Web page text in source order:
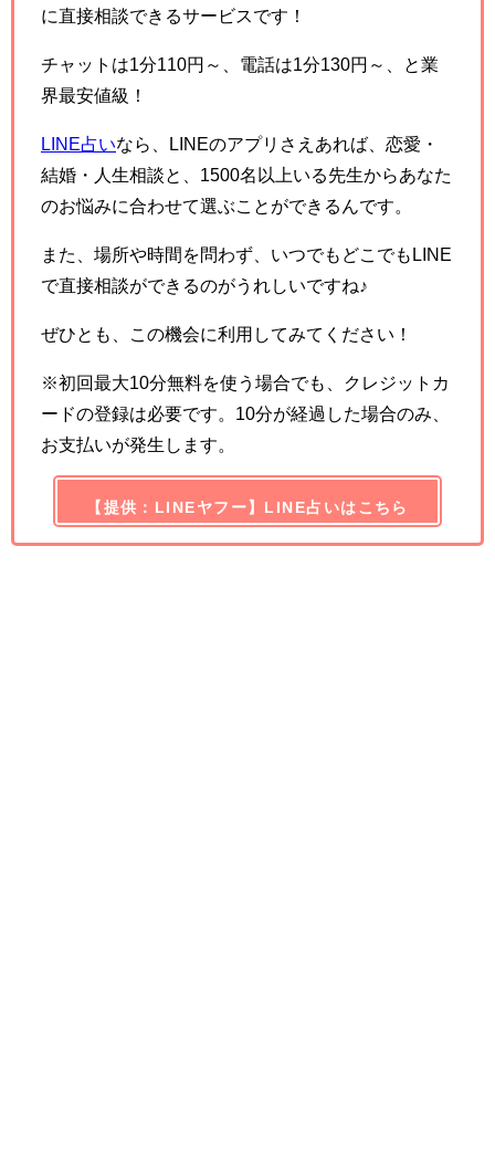
に直接相談できるサービスです！
チャットは1分110円～、電話は1分130円～、と業
界最安値級！
LINE占いなら、LINEのアプリさえあれば、恋愛・
結婚・人生相談と、1500名以上いる先生からあなた
のお悩みに合わせて選ぶことができるんです。
また、場所や時間を問わず、いつでもどこでもLINE
で直接相談ができるのがうれしいですね♪
ぜひとも、この機会に利用してみてください！
※初回最大10分無料を使う場合でも、クレジットカ
ードの登録は必要です。10分が経過した場合のみ、
お支払いが発生します。
【提供：LINEヤフー】LINE占いはこちら